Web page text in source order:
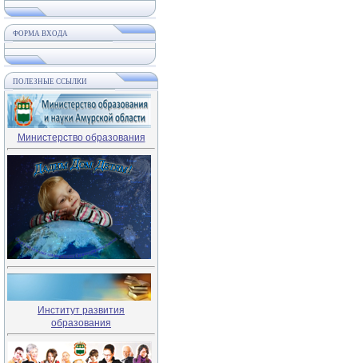
ФОРМА ВХОДА
ПОЛЕЗНЫЕ ССЫЛКИ
Министерство образования
Институт развития
образования